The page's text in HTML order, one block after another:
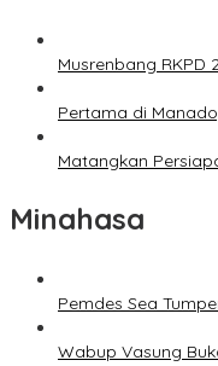
Musrenbang RKPD
Pertama di
Matangkan
Minahasa
Pemdes Sea
Wabup Vasung